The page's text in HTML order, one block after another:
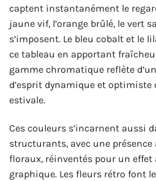
captent instantanément le
jaune vif, l’orange brûlé, le vert
s’imposent. Le bleu cobalt et le
ce tableau en apportant
gamme chromatique reflète
d’esprit dynamique et optimiste
estivale.
Ces couleurs s’incarnent aussi
structurants, avec une
floraux, réinventés pour un
graphique. Les fleurs rétro font